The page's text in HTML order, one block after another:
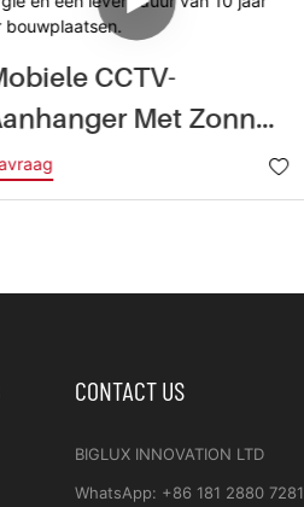
CCTV-
Met Zonne-
En Een
Van 10
CONTACT US
BIGLUX INNOVATION LTD
WhatsApp: +86 181 2880 7281